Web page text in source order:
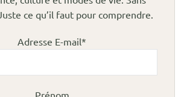
ce qu’il faut pour comprendre.
Adresse E-mail*
Prénom